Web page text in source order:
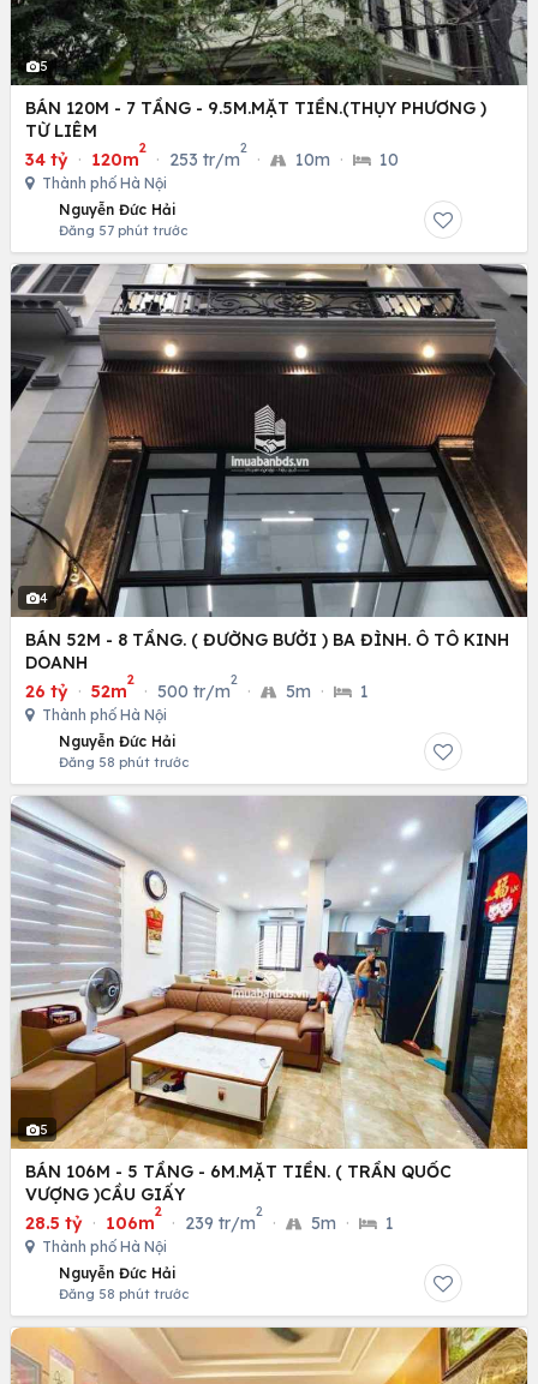
5
BÁN 120M - 7 TẦNG - 9.5M.MẶT TIỀN.(THỤY PHƯƠNG )
TỪ LIÊM
34 tỷ · 120m
2
· 253 tr/m
2
· 10m · 10
Thành phố Hà Nội
Nguyễn Đức Hải
Đăng 57 phút trước
4
BÁN 52M - 8 TẦNG. ( ĐƯỜNG BƯỞI ) BA ĐÌNH. Ô TÔ KINH
DOANH
26 tỷ · 52m
2
· 500 tr/m
2
· 5m · 1
Thành phố Hà Nội
Nguyễn Đức Hải
Đăng 58 phút trước
5
BÁN 106M - 5 TẦNG - 6M.MẶT TIỀN. ( TRẦN QUỐC
VƯỢNG )CẦU GIẤY
28.5 tỷ · 106m
2
· 239 tr/m
2
· 5m · 1
Thành phố Hà Nội
Nguyễn Đức Hải
Đăng 58 phút trước